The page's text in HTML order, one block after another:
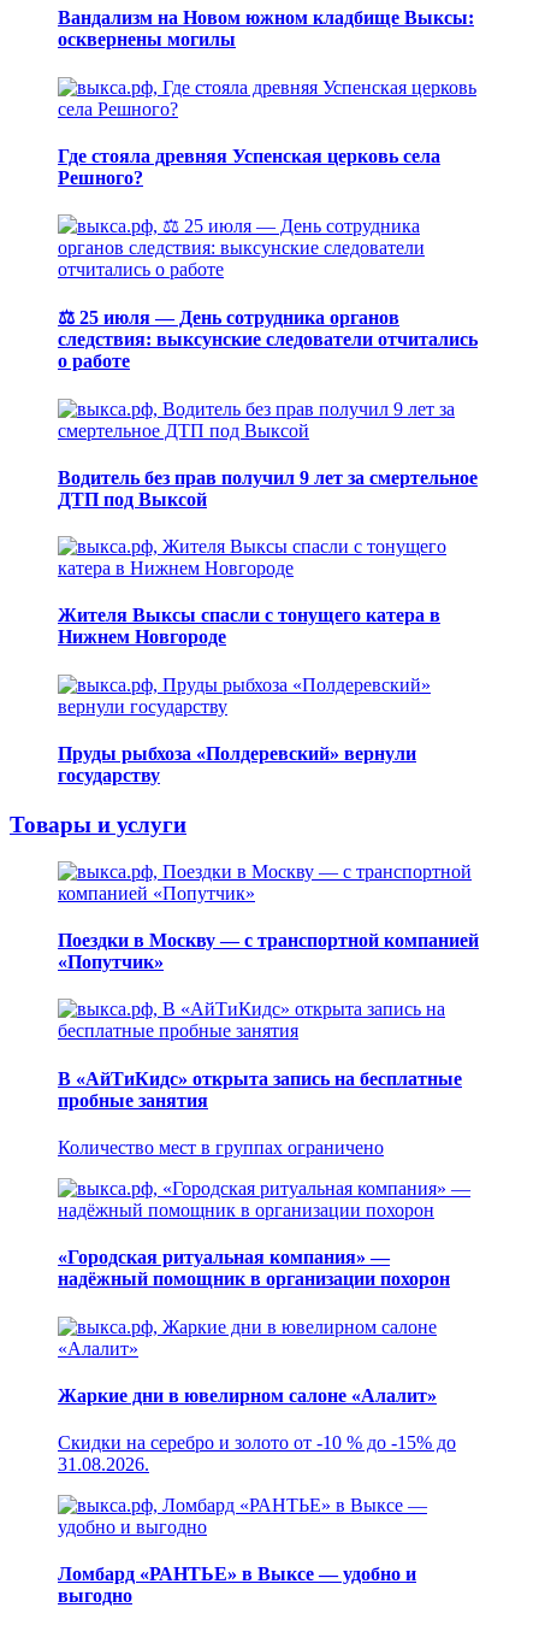
Вандализм на Новом южном кладбище Выксы:
осквернены могилы
Где стояла древняя Успенская церковь села
Решного?
⚖️ 25 июля — День сотрудника органов
следствия: выксунские следователи отчитались
о работе
Водитель без прав получил 9 лет за смертельное
ДТП под Выксой
Жителя Выксы спасли с тонущего катера в
Нижнем Новгороде
Пруды рыбхоза «Полдеревский» вернули
государству
Товары и услуги
Поездки в Москву — с транспортной компанией
«Попутчик»
В «АйТиКидс» открыта запись на бесплатные
пробные занятия
Количество мест в группах ограничено
«Городская ритуальная компания» —
надёжный помощник в организации похорон
Жаркие дни в ювелирном салоне «Алалит»
Скидки на серебро и золото от -10 % до -15% до
31.08.2026.
Ломбард «РАНТЬЕ» в Выксе — удобно и
выгодно